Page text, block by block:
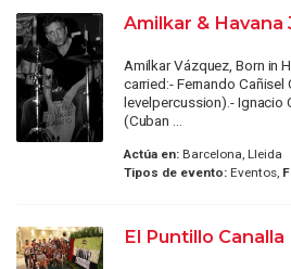
Amilkar & Havana
Amilkar Vázquez, Born in
carried:- Fernando
levelpercussion).- Ignacio
(Cuban ...
Actúa en:Barcelona, Lleida
Tipos de evento:Eventos,
El Puntillo